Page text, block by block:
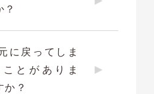
？
に戻ってしま
とがありま
か？